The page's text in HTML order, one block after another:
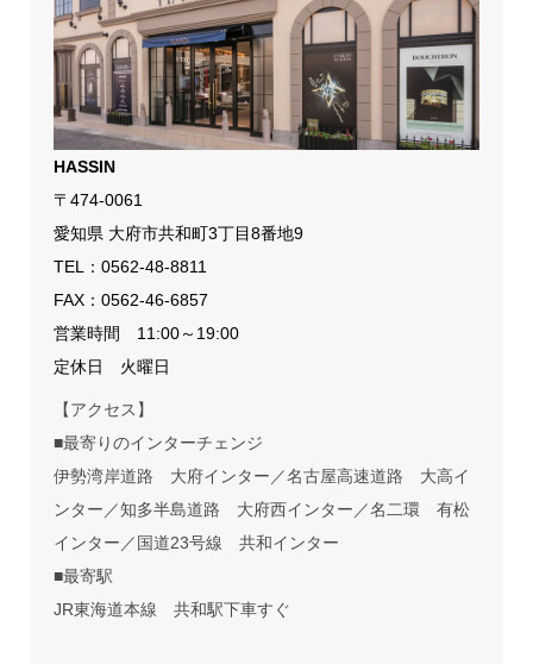
HASSIN
〒474-0061
愛知県 大府市共和町3丁目8番地9
TEL： 0562-48-8811
FAX：0562-46-6857
営業時間 11:00～19:00
定休日 火曜日
【アクセス】
■最寄りのインターチェンジ
伊勢湾岸道路 大府インター／名古屋高速道路 大高イ
ンター／知多半島道路 大府西インター／名二環 有松
インター／国道23号線 共和インター
■最寄駅
JR東海道本線 共和駅下車すぐ